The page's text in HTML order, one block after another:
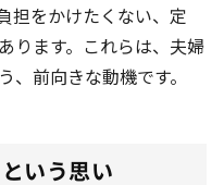
担をかけたくない、定
ります。これらは、夫婦
前向きな動機です。
いう思い